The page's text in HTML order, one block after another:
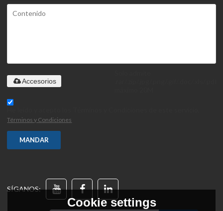
Accesorios
Términos y Condiciones
MANDAR
SÍGANOS:
Cookie settings